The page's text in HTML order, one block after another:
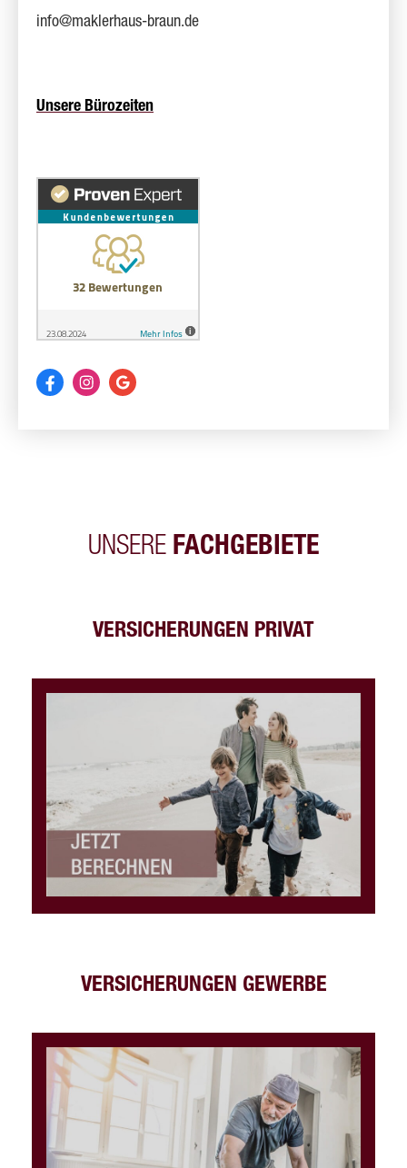
info@maklerhaus-braun.de
Unsere Bürozeiten
UNSERE FACHGEBIETE
VERSICHERUNGEN PRIVAT
VERSICHERUNGEN GEWERBE